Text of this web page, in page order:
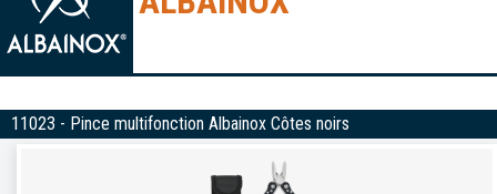
11023 - Pince multifonction Albainox Côtes noirs